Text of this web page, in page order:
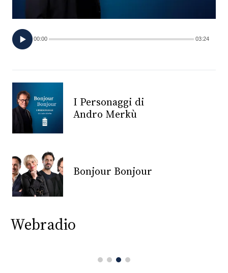
TV
PRINCIPATO
MONACO
RMC
CONSIGLIA
00:00 03:24
I Personaggi di
Andro Merkù
Bonjour Bonjour
Webradio